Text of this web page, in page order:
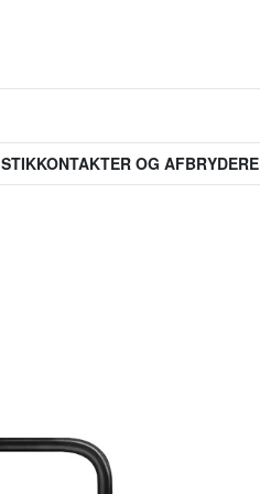
STIKKONTAKTER OG AFBRYDERE